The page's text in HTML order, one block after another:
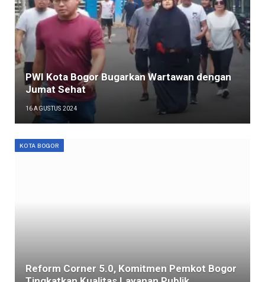
PWI Kota Bogor Bugarkan Wartawan dengan
Jumat Sehat
16 AGUSTUS 2024
KOTA BOGOR
Reform Corner 5.0, Komitmen Pemkot Bogor